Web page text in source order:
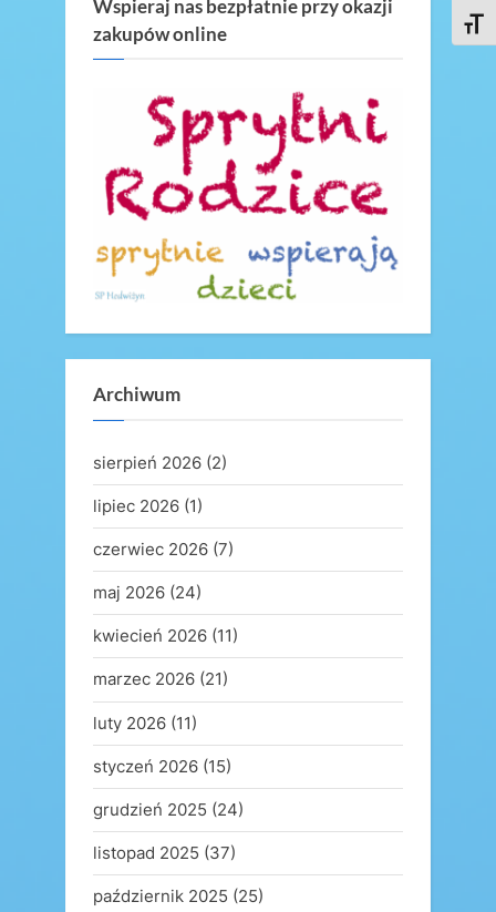
t
Wspieraj nas bezpłatnie przy okazji
zakupów online
Archiwum
sierpień 2026 (2)
lipiec 2026 (1)
czerwiec 2026 (7)
maj 2026 (24)
kwiecień 2026 (11)
marzec 2026 (21)
luty 2026 (11)
styczeń 2026 (15)
grudzień 2025 (24)
listopad 2025 (37)
październik 2025 (25)